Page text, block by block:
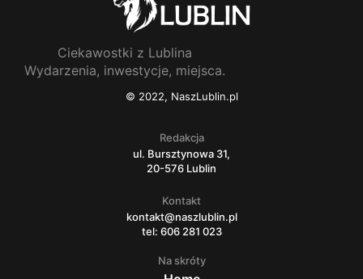
Ciekawostki z Lublina
Wydarzenia, inwestycje, miejsca.
© 2022, NaszLublin.pl
Redakcja
ul. Bursztynowa 31,
20-576 Lublin
Kontakt
kontakt@naszlublin.pl
tel: 606 281 023
Na skróty